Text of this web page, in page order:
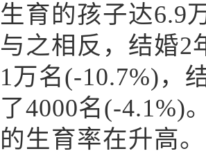
生育的孩子达6.9
与之相反，结婚2
1万名(-10.7%)，
了4000名(-4.1%)
的生育率在升高。